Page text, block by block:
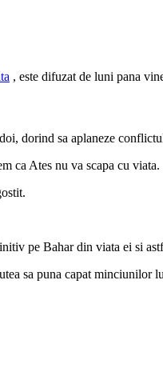
, este difuzat de luni pana
dorind sa aplaneze
ca Ates nu va scapa cu viata.
pe Bahar din viata ei si
sa puna capat minciunilor